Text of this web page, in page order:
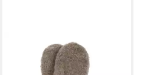
Fäustlinge (1Paar)
atmungsaktiv, wärmend,